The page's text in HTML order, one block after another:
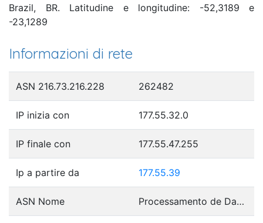
Brazil, BR. Latitudine e longitudine: -52,3189 e
-23,1289
Informazioni di rete
ASN 216.73.216.228 262482
IP inizia con 177.55.32.0
IP finale con 177.55.47.255
Ip a partire da 177.55.39
ASN Nome Processamento de Dados Amazonas S.A